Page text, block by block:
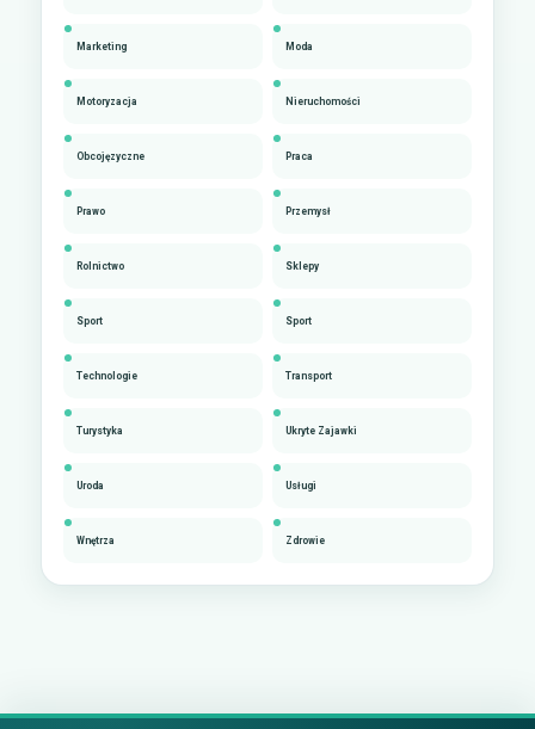
Marketing Moda
Motoryzacja Nieruchomości
Obcojęzyczne Praca
Prawo Przemysł
Rolnictwo Sklepy
Sport Sport
Technologie Transport
Turystyka Ukryte Zajawki
Uroda Usługi
Wnętrza Zdrowie